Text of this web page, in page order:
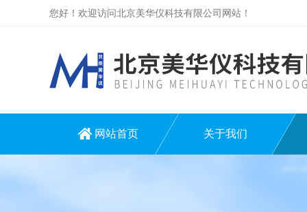
您好！欢迎访问北京美华仪科技有限公司网站！
网站首页 关于我们